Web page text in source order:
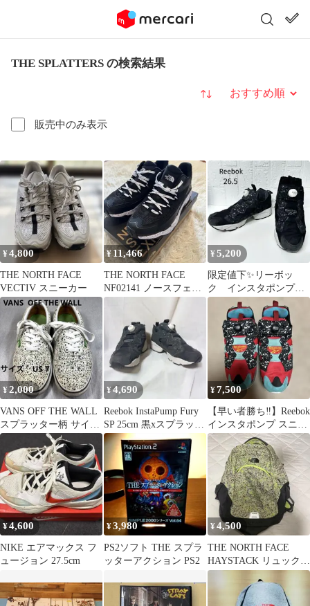
THE SPLATTERS の検索結果
販売中のみ表示
並び替え
¥4,800
THE NORTH FACE
VECTIV スニーカー
¥11,466
THE NORTH FACE
NF02141 ノースフェイ
ス 27.5センチ
¥5,200
限定値下✨リーボッ
ク インスタポンプフ
ューリー スプラッタ
ー 黒
¥2,000
VANS OFF THE WALL
スプラッター柄 サイズ
US 7
¥4,690
Reebok InstaPump Fury
SP 25cm 黒xスプラッタ
ー柄
¥7,500
【早い者勝ち‼️】Reebok
インスタポンプ スニー
カー 28.5cm
¥4,600
NIKE エアマックス フ
ュージョン 27.5cm
¥3,980
PS2ソフト THE スプラ
ッターアクション PS2
¥4,500
THE NORTH FACE
HAYSTACK リュック
バックパック